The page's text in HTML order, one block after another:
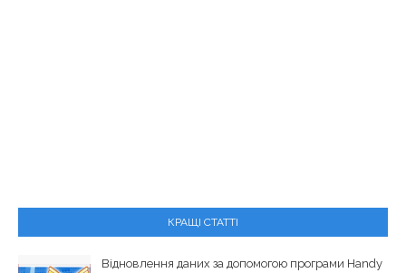
КРАЩІ СТАТТІ
Відновлення даних за допомогою програми Handy